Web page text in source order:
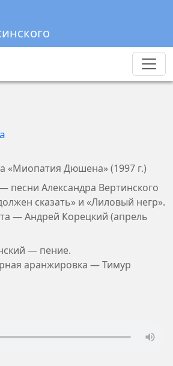
содержанию
«Миопатия Дюшена» (1997 г.)
песни Александра Вертинского
сказать» и «Лиловый негр».
— Андрей Корецкий (апрель
— пение.
аранжировка — Тимур